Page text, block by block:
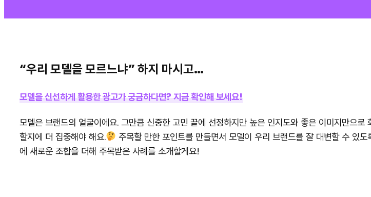
“우리 모델을 모르느냐” 하지 마시고…
모델을 신선하게 활용한 광고가 궁금하다면? 지금 확인해 보세요!
모델은 브랜드의 얼굴이에요. 그만큼 신중한 고민 끝에 선정하지만 높은 인지도와 좋은 이미지만으
할지에 더 집중해야 해요.
주목할 만한 포인트를 만들면서 모델이 우리 브랜드를 잘 대변할 수 있
에 새로운 조합을 더해 주목받은 사례를 소개할게요!